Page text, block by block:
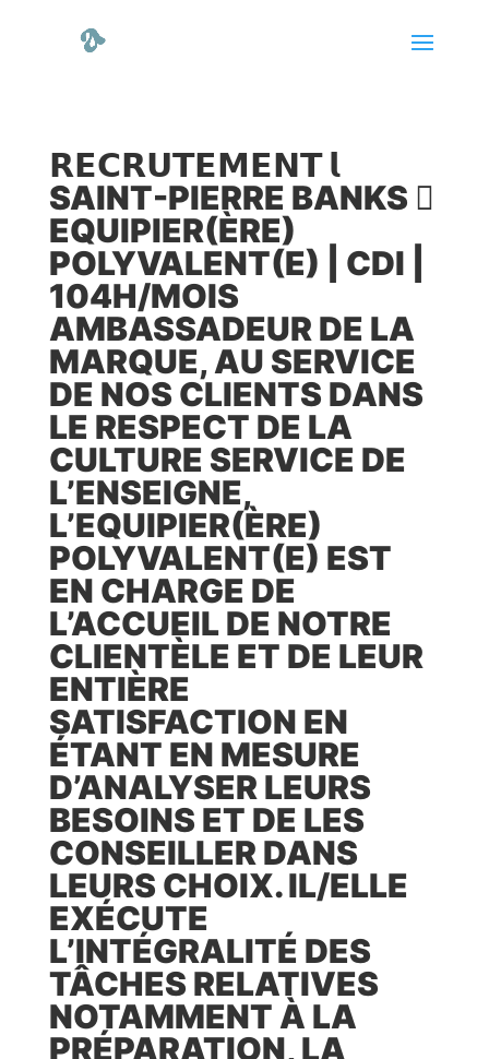
𝗥𝗘𝗖𝗥𝗨𝗧𝗘𝗠𝗘𝗡𝗧 𝗹
SAINT-PIERRE BANKS 
EQUIPIER(ÈRE)
POLYVALENT(E) | CDI |
104H/MOIS
AMBASSADEUR DE LA
MARQUE, AU SERVICE
DE NOS CLIENTS DANS
LE RESPECT DE LA
CULTURE SERVICE DE
L’ENSEIGNE,
L’EQUIPIER(ÈRE)
POLYVALENT(E) EST
EN CHARGE DE
L’ACCUEIL DE NOTRE
CLIENTÈLE ET DE LEUR
ENTIÈRE
SATISFACTION EN
ÉTANT EN MESURE
D’ANALYSER LEURS
BESOINS ET DE LES
CONSEILLER DANS
LEURS CHOIX. IL/ELLE
EXÉCUTE
L’INTÉGRALITÉ DES
TÂCHES RELATIVES
NOTAMMENT À LA
PRÉPARATION, LA